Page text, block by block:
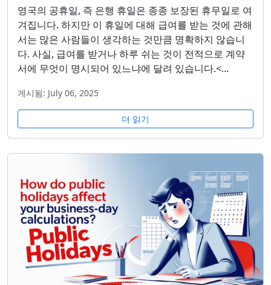
영국의 공휴일, 즉 은행 휴일은 종종 보장된 휴무일로 여
겨집니다. 하지만 이 휴일에 대해 급여를 받는 것에 관해
서는 많은 사람들이 생각하는 것만큼 명확하지 않습니
다. 사실, 급여를 받거나 하루 쉬는 것이 전적으로 계약
서에 무엇이 명시되어 있느냐에 달려 있습니다.<...
게시됨: July 06, 2025
더 읽기